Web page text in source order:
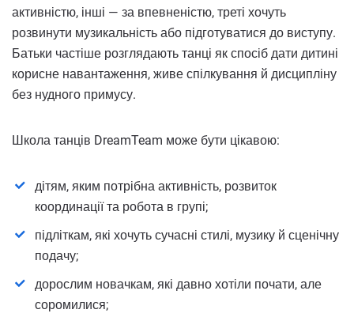
активністю, інші — за впевненістю, треті хочуть
розвинути музикальність або підготуватися до виступу.
Батьки частіше розглядають танці як спосіб дати дитині
корисне навантаження, живе спілкування й дисципліну
без нудного примусу.
Школа танців DreamTeam може бути цікавою:
дітям, яким потрібна активність, розвиток
координації та робота в групі;
підліткам, які хочуть сучасні стилі, музику й сценічну
подачу;
дорослим новачкам, які давно хотіли почати, але
соромилися;